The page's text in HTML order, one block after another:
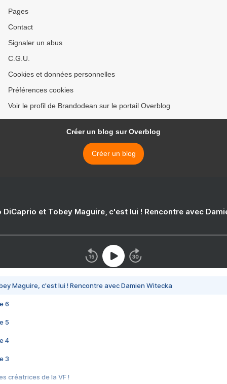
Pages
Contact
Signaler un abus
C.G.U.
Cookies et données personnelles
Préférences cookies
Voir le profil de Brandodean sur le portail Overblog
Créer un blog sur Overblog
Créer un blog
DiCaprio et Tobey Maguire, c'est lui ! Rencontre avec
Maguire, c'est lui ! Rencontre avec Damien Witecka
6
5
4
3
créatrices de la VF !